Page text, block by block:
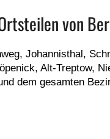
von
Johannisthal,
Alt-Treptow,
dem gesamten